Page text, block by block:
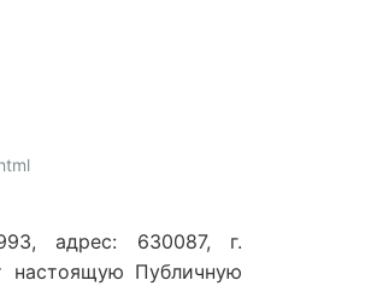
адрес: 630087, г.
настоящую Публичную